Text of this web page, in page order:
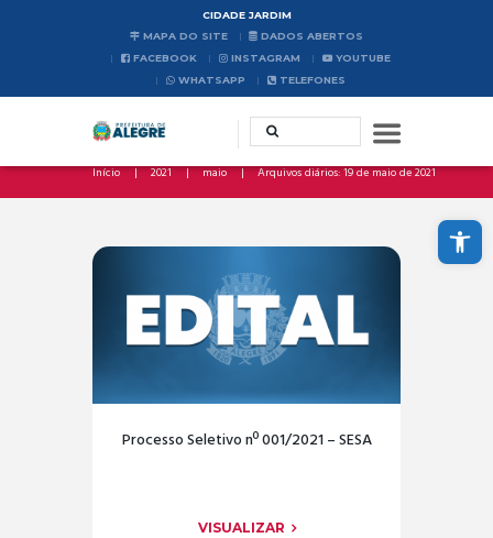
Abrir a barra de ferramentas
CIDADE JARDIM
MAPA DO SITE
DADOS ABERTOS
FACEBOOK
INSTAGRAM
YOUTUBE
WHATSAPP
TELEFONES
Início 2021 maio Arquivos diários: 19 de maio de 2021
Processo Seletivo nº 001/2021 – SESA
VISUALIZAR